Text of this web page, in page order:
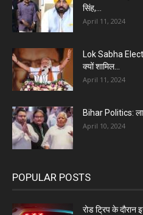
सिंह,...
April 11, 2024
Lok Sabha
क्यों शामिल...
April 11, 2024
Bihar Politics:
April 10, 2024
POPULAR POSTS
रोड ट्रिप के दौरान